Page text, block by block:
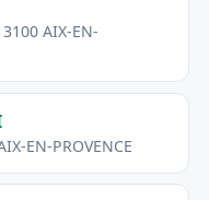
AIX-EN-
EN-PROVENCE